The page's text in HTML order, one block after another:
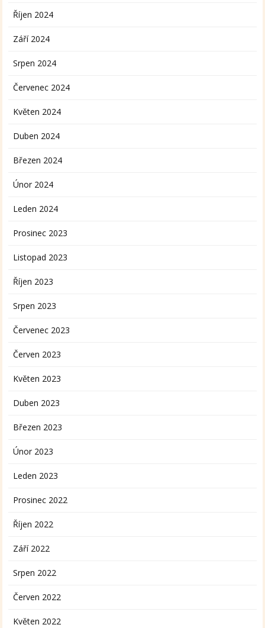
Říjen 2024
Září 2024
Srpen 2024
Červenec 2024
Květen 2024
Duben 2024
Březen 2024
Únor 2024
Leden 2024
Prosinec 2023
Listopad 2023
Říjen 2023
Srpen 2023
Červenec 2023
Červen 2023
Květen 2023
Duben 2023
Březen 2023
Únor 2023
Leden 2023
Prosinec 2022
Říjen 2022
Září 2022
Srpen 2022
Červen 2022
Květen 2022